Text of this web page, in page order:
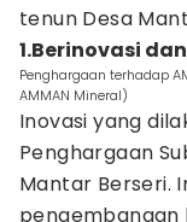
tenun Desa
1.Berinovasi
Penghargaan terhadap
AMMAN Mineral)
Inovasi yang
Penghargaan
Mantar Berseri.
pengembangan